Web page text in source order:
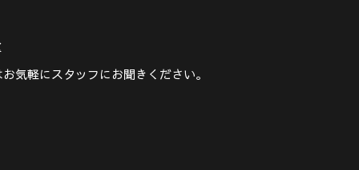
気軽にスタッフにお聞きください。